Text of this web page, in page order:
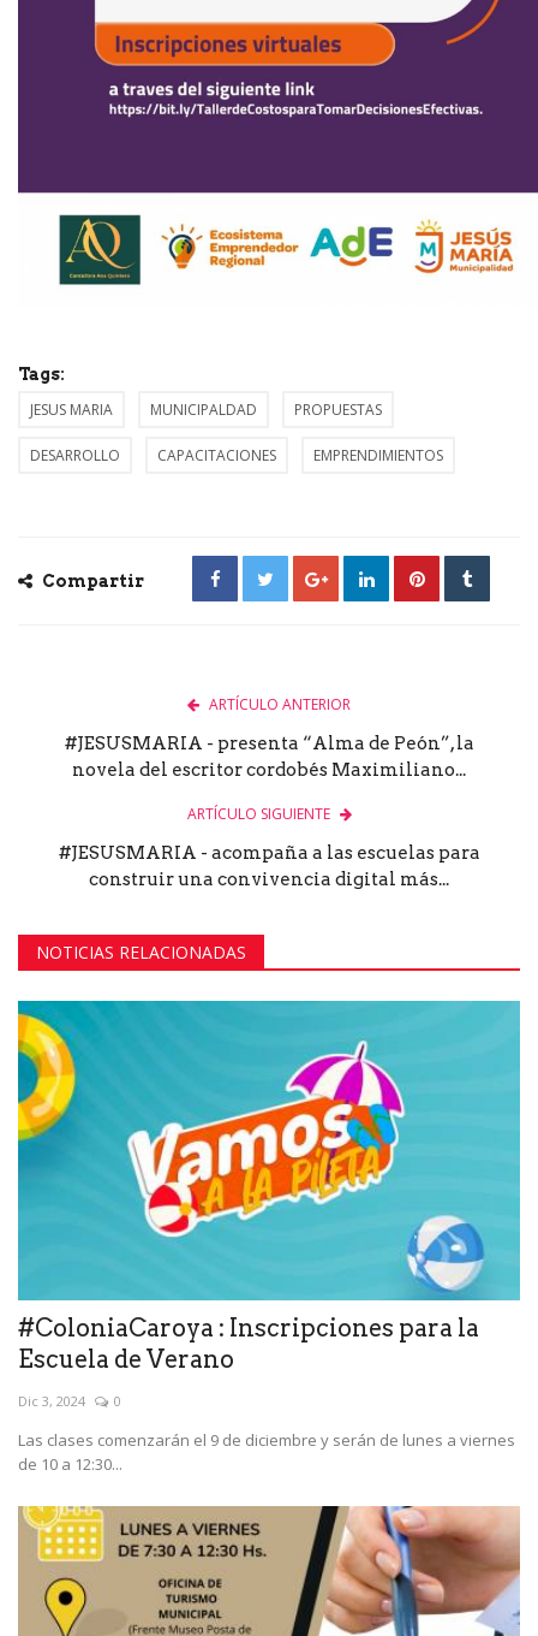
Tags:
JESUS MARIA MUNICIPALDAD PROPUESTAS
DESARROLLO CAPACITACIONES EMPRENDIMIENTOS
Compartir
ARTÍCULO ANTERIOR
#JESUSMARIA - presenta “Alma de Peón”, la
novela del escritor cordobés Maximiliano...
ARTÍCULO SIGUIENTE
#JESUSMARIA - acompaña a las escuelas para
construir una convivencia digital más...
NOTICIAS RELACIONADAS
#ColoniaCaroya : Inscripciones para la
Escuela de Verano
Dic 3, 2024 0
Las clases comenzarán el 9 de diciembre y serán de lunes a viernes
de 10 a 12:30...